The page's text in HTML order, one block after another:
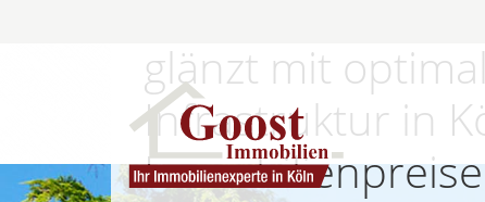
glänzt mit
Infrastruktur in
Immobilienpreise